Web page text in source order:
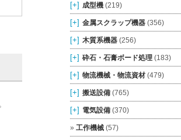
[+] 成型機(219)
[+] 金属スクラップ機器(356)
[+] 木質系機器(256)
[+] 砕石・石膏ボード処理(183)
[+] 物流機械・物流資材(479)
[+] 搬送設備(765)
[+] 電気設備(370)
工作機械(57)